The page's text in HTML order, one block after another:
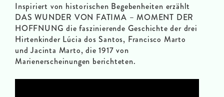
Inspiriert von historischen Begebenheiten erzählt
DAS WUNDER VON FATIMA – MOMENT DER
HOFFNUNG die faszinierende Geschichte der drei
Hirtenkinder Lúcia dos Santos, Francisco Marto
und Jacinta Marto, die 1917 von
Marienerscheinungen berichteten.